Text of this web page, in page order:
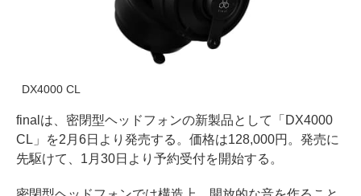
DX4000 CL
finalは、密閉型ヘッドフォンの新製品として「DX4000
CL」を2月6日より発売する。価格は128,000円。発売に
先駆けて、1月30日より予約受付を開始する。